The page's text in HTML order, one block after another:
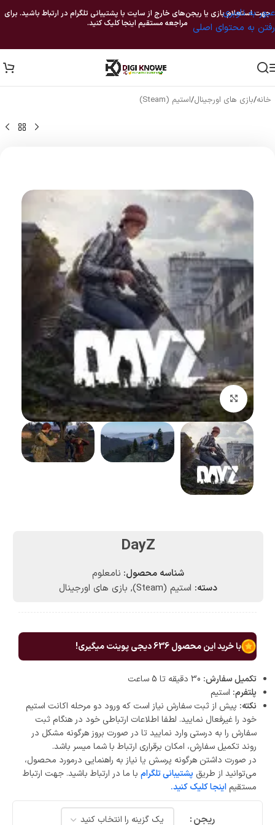
عبور به ناوبری
رفتن به محتوای اصلی
جهت استعلام بازی یا ریجن‌های خارج از سایت با پشتیبانی تلگرام در ارتباط باشید. برای
مراجعه مستقیم اینجا کلیک کنید.
خانه/بازی های اورجینال/استیم (Steam)
بزرگنمایی تصویر
DayZ
شناسه محصول: نامعلوم
دسته: استیم (Steam) , بازی های اورجینال
با خرید این محصول636دیجی پوینت میگیری!
تکمیل سفارش:
پلتفرم: استیم
نکته: پیش از ثبت سفارش نیاز است که ورود دو مرحله اکانت استیم
خود را غیرفعال نمایید. لطفا اطلاعات ارتباطی خود در هنگام ثبت
سفارش را به درستی وارد نمایید تا در صورت بروز هرگونه مشکل در
روند تکمیل سفارش، امکان برقراری ارتباط با شما میسر باشد.
در صورت داشتن هرگونه پرسش یا نیاز به راهنمایی درمورد محصول،
می‌توانید از طریق پشتیبانی تلگرام با ما در ارتباط باشید. جهت ارتباط
مستقیم اینجا کلیک کنید.
ریجن